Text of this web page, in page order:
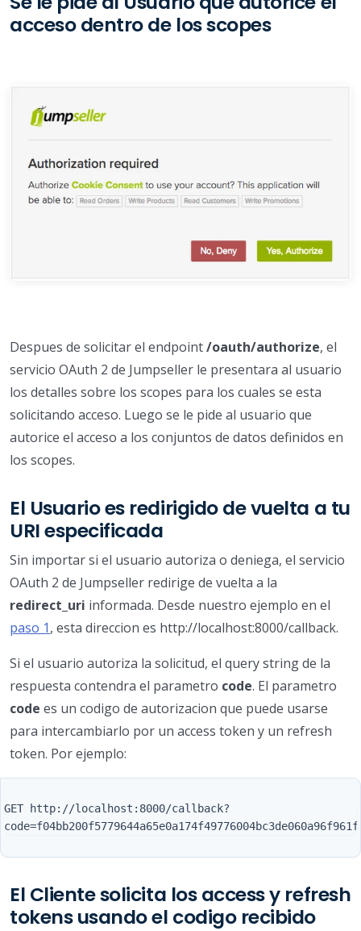
acceso dentro de los scopes
Despues de solicitar el endpoint/oauth/authorize, el
servicio OAuth 2 de Jumpseller le presentara al usuario
los detalles sobre los scopes para los cuales se esta
solicitando acceso. Luego se le pide al usuario que
autorice el acceso a los conjuntos de datos definidos en
los scopes.
El Usuario es redirigido de vuelta a tu
URI especificada
Sin importar si el usuario autoriza o deniega, el servicio
OAuth 2 de Jumpseller redirige de vuelta a la
redirect_uri informada. Desde nuestro ejemplo en el
paso 1, esta direccion es http://localhost:8000/callback.
Si el usuario autoriza la solicitud, el query string de la
respuesta contendra el parametro code. El parametro
code es un codigo de autorizacion que puede usarse
para intercambiarlo por un access token y un refresh
token. Por ejemplo:
GET http://localhost:8000/callback?
El Cliente solicita los access y refresh
tokens usando el codigo recibido